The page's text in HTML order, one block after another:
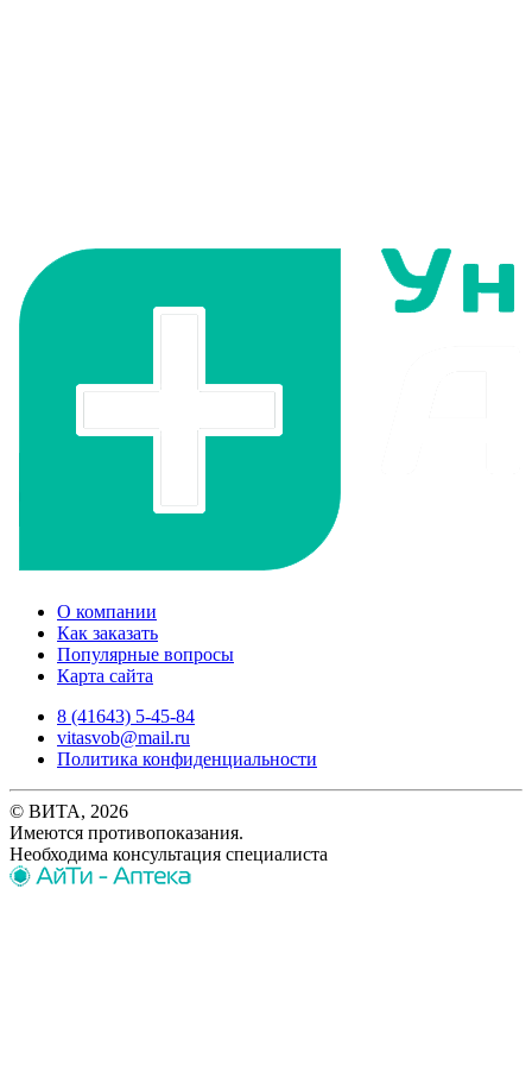
О компании
Как заказать
Популярные вопросы
Карта сайта
8 (41643) 5-45-84
vitasvob@mail.ru
Политика конфиденциальности
© ВИТА, 2026
Имеются противопоказания.
Необходима консультация специалиста